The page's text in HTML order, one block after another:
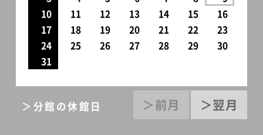
10
11 12 13 14 15
16
17
18 19 20 21 22
23
24
25 26 27 28 29
30
31
＞前月 ＞翌月
＞分館の休館日